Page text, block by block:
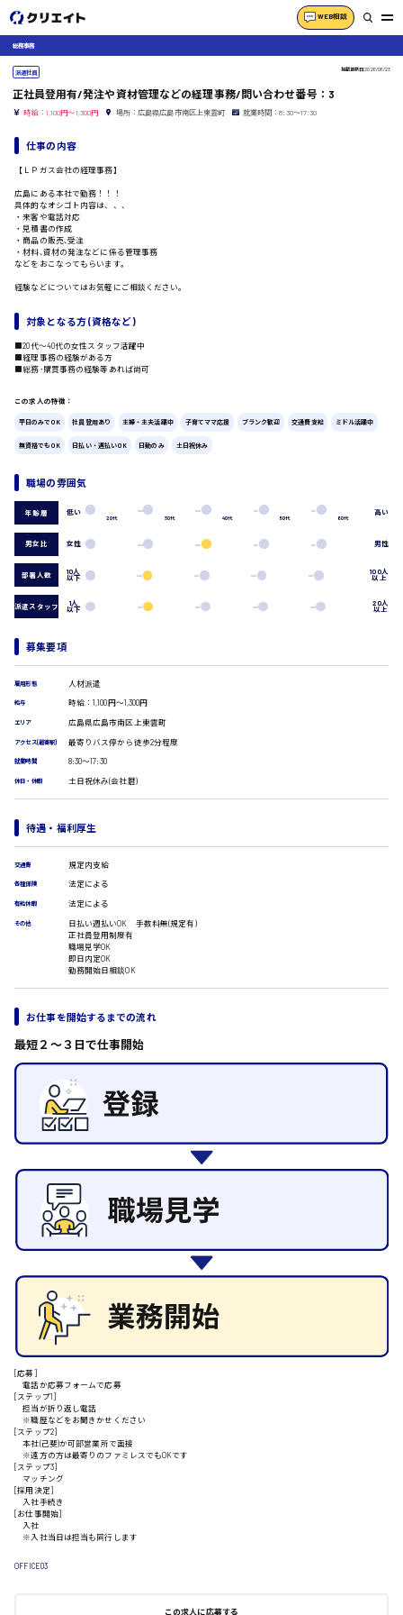
WEB相談
製造オペレーター
ピッキング・仕分け
軽作業
介護・医療系
看護助手
看護師
オフィスワーク系
貿易事務
データ入力
コールセンターオペレーター
翻訳、通訳
IT・クリエイティブ系
DTPオペレーター
CADオペレーター
WEBデザイナー
校正・編集
システムエンジニア
プログラマー
カスタマーエンジニア
経営企画
販売
接客
調理
洗い場
営業
その他の専門職
施設管理・整備
自動車整備士
配送・ドライバー
広島市中区
広島市東区
広島市安佐北区
広島市安芸区
廿日市市
東広島市
安芸高田市
山県郡
安芸太田町
安芸郡
時給1200円～
時給1300円～
時給1400円～
日給9000円～
日給10000円以上
総務事務
派遣社員 掲載更新日2026/06/23
正社員登用有/発注や資材管理などの経理事務/問い合わせ番号：3
時給：1,100円～1,300円 場所：広島県広島市南区上東雲町 就業時間：8:30〜17:30
仕事の内容
【ＬＰガス会社の経理事務】
広島にある本社で勤務！！！
具体的なオシゴト内容は、、、
・来客や電話対応
・見積書の作成
・商品の販売､受注
・材料､資材の発注などに係る管理事務
などをおこなってもらいます。
経験などについてはお気軽にご相談ください。
対象となる方 (資格など)
■20代〜40代の女性スタッフ活躍中
■経理事務の経験がある方
■総務･購買事務の経験等あれば尚可
この求人の特徴：
平日のみでOK 社員登用あり 主婦・主夫活躍中 子育てママ応援 ブランク歓迎 交通費支給 ミドル活躍中
無資格でもOK 日払い・週払いOK 日勤のみ 土日祝休み
職場の雰囲気
年齢層 低い
20代 30代 40代 50代 60代
高い
男女比 女性 男性
部署人数 10人
以下
100人
以上
派遣スタッフ 1人
以下
20人
以上
募集要項
雇用形態 人材派遣
給与 時給：1,100円～1,300円
エリア 広島県広島市南区上東雲町
アクセス(最寄駅) 最寄りバス停から徒歩2分程度
就業時間 8:30〜17:30
休日・休暇 土日祝休み(会社暦)
待遇・福利厚生
交通費 規定内支給
各種保険 法定による
有給休暇 法定による
その他
日払い週払いOK 手数料無(規定有)
正社員登用制度有
職場見学OK
即日内定OK
勤務開始日相談OK
お仕事を開始するまでの流れ
最短２〜３日で仕事開始
[応募]
電話か応募フォームで応募
[ステップ1]
担当が折り返し電話
※職歴などをお聞きかせください
[ステップ2]
本社(己斐)か可部営業所で面接
※遠方の方は最寄りのファミレスでもOKです
[ステップ3]
マッチング
[採用決定]
入社手続き
[お仕事開始]
入社
※入社当日は担当も同行します
OFFICE03
この求人に応募する